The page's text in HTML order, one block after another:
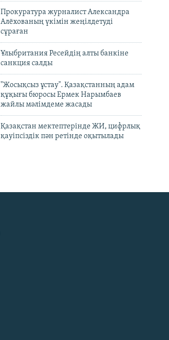
Прокуратура журналист Александра
Алёхованың үкімін жеңілдетуді
сұраған
Ұлыбритания Ресейдің алты банкіне
санкция салды
"Жосықсыз ұстау". Қазақстанның адам
құқығы бюросы Ермек Нарымбаев
жайлы мәлімдеме жасады
Қазақстан мектептерінде ЖИ, цифрлық
қауіпсіздік пән ретінде оқытылады